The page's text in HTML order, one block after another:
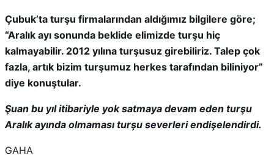
Çubuk’ta turşu firmalarından aldığımız bilgilere göre;
“Aralık ayı sonunda beklide elimizde turşu hiç
kalmayabilir. 2012 yılına turşusuz girebiliriz. Talep çok
fazla, artık bizim turşumuz herkes tarafından biliniyor”
diye konuştular.
Şuan bu yıl itibariyle yok satmaya devam eden turşu
Aralık ayında olmaması turşu severleri endişelendirdi.
GAHA